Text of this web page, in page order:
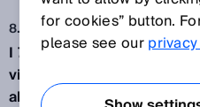
8. dec. 2021
I 75 år er SICK vokset fra
virksomhed i Sydtyskland
aktør med over 10.000
for cookies” button.
please see our